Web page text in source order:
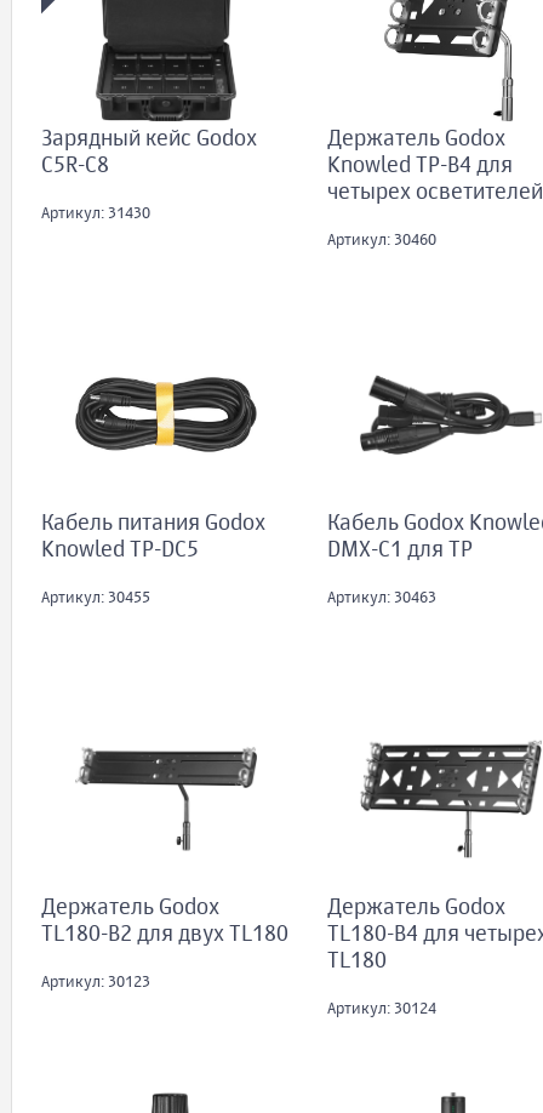
Зарядный кейс Godox
C5R-C8
Артикул: 31430
Держатель Godox
Knowled TP-B4 для
четырех осветителей
Артикул: 30460
Кабель питания Godox
Knowled TP-DC5
Артикул: 30455
Кабель Godox
DMX-C1 для TP
Артикул: 30463
Держатель Godox
TL180-B2 для двух TL180
Артикул: 30123
Держатель Godox
TL180-B4 для
TL180
Артикул: 30124